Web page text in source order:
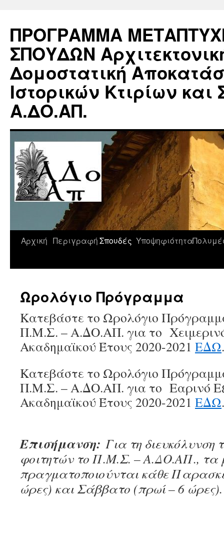
ΠΡΟΓΡΑΜΜΑ
ΣΠΟΥΔΩΝ
Δομοστατική
Ιστορικών Κτιρίων
Α.ΔΟ.ΑΠ.
Μετάβαση
Αρχική ΠεριγραφήΣπουδές Υποψηφιότητα
Ωρολόγιο Πρόγραμμα
Κατεβάστε το Ωρολόγιο
Π.Μ.Σ. – Α.ΔΟ.ΑΠ. για το
Ακαδημαϊκού Έτους 2020-2021 ΕΔΩ.
Κατεβάστε το Ωρολόγιο
Π.Μ.Σ. – Α.ΔΟ.ΑΠ. για το Εαρινό
Ακαδημαϊκού Έτους 2020-2021 ΕΔΩ.
Επισήμανση: Για τη
φοιτητών το Π.Μ.Σ. – Α.ΔΟ.ΑΠ., τα
πραγματοποιούνται κάθε
ώρες) και Σάββατο (πρωί – 6 ώρες).